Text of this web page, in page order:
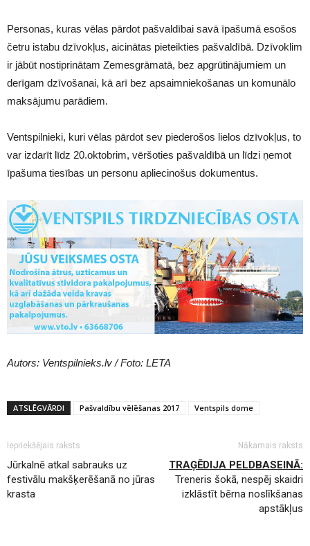
Personas, kuras vēlas pārdot pašvaldībai savā īpašumā esošos
četru istabu dzīvokļus, aicinātas pieteikties pašvaldībā. Dzīvoklim
ir jābūt nostiprinātam Zemesgrāmatā, bez apgrūtinājumiem un
derīgam dzīvošanai, kā arī bez apsaimniekošanas un komunālo
maksājumu parādiem.
Ventspilnieki, kuri vēlas pārdot sev piederošos lielos dzīvokļus, to
var izdarīt līdz 20.oktobrim, vēršoties pašvaldībā un līdzi ņemot
īpašuma tiesības un personu apliecinošus dokumentus.
Autors: Ventspilnieks.lv / Foto: LETA
ATSLĒGVĀRDI Pašvaldību vēlēšanas 2017 Ventspils dome
Iepriekšējais raksts
Jūrkalnē atkal sabrauks uz
festivālu makšķerēšanā no jūras
krasta
Nākamais raksts
TRAĢĒDIJA PELDBASEINĀ:
Treneris šokā, nespēj skaidri
izklāstīt bērna noslīkšanas
apstākļus